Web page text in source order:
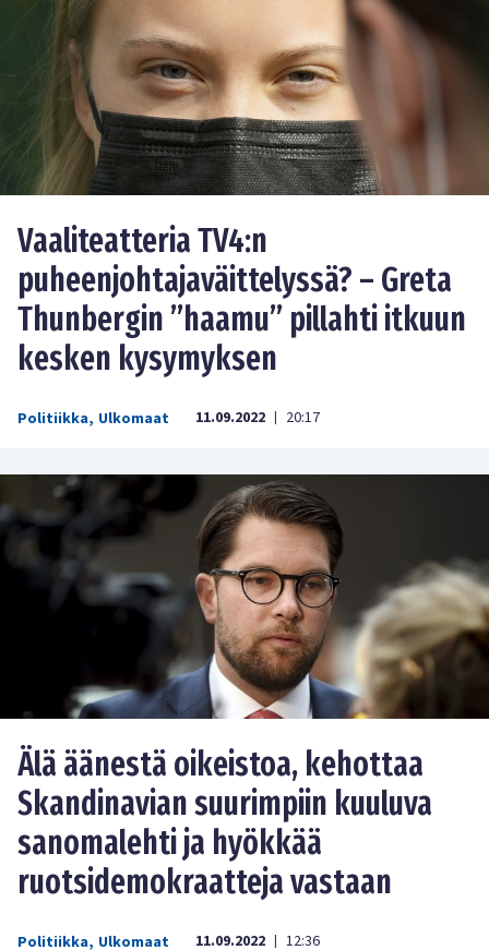
Vaaliteatteria TV4:n
puheenjohtajaväittelyssä? – Greta
Thunbergin ”haamu” pillahti itkuun
kesken kysymyksen
Politiikka, Ulkomaat 11.09.2022 | 20:17
Älä äänestä oikeistoa, kehottaa
Skandinavian suurimpiin kuuluva
sanomalehti ja hyökkää
ruotsidemokraatteja vastaan
Politiikka, Ulkomaat 11.09.2022 | 12:36